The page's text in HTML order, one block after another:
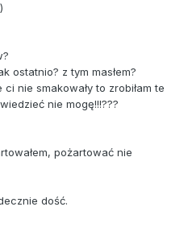
ostatnio? z tym masłem?
nie smakowały to zrobiłam te
nie mogę!!!???
pożartować nie
dość.